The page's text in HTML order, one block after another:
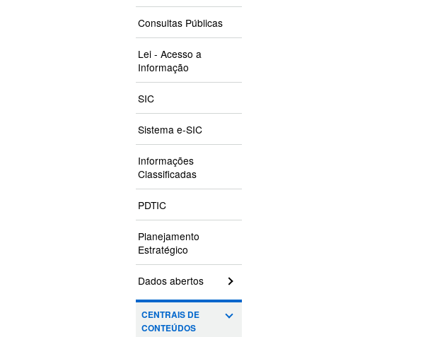
Consultas Públicas
Lei - Acesso a
Informação
SIC
Sistema e-SIC
Informações
Classificadas
PDTIC
Planejamento
Estratégico
Dados abertos
CENTRAIS DE
CONTEÚDOS